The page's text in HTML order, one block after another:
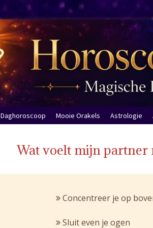
Daghoroscoop Mooie Orakels Astrologie
Wat voelt mijn partner
Concentreer je op
Sluit even je ogen